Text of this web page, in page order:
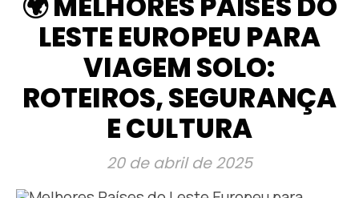
LESTE EUROPEU PARA
VIAGEM SOLO:
ROTEIROS, SEGURANÇA
E CULTURA
20 de abril de 2025